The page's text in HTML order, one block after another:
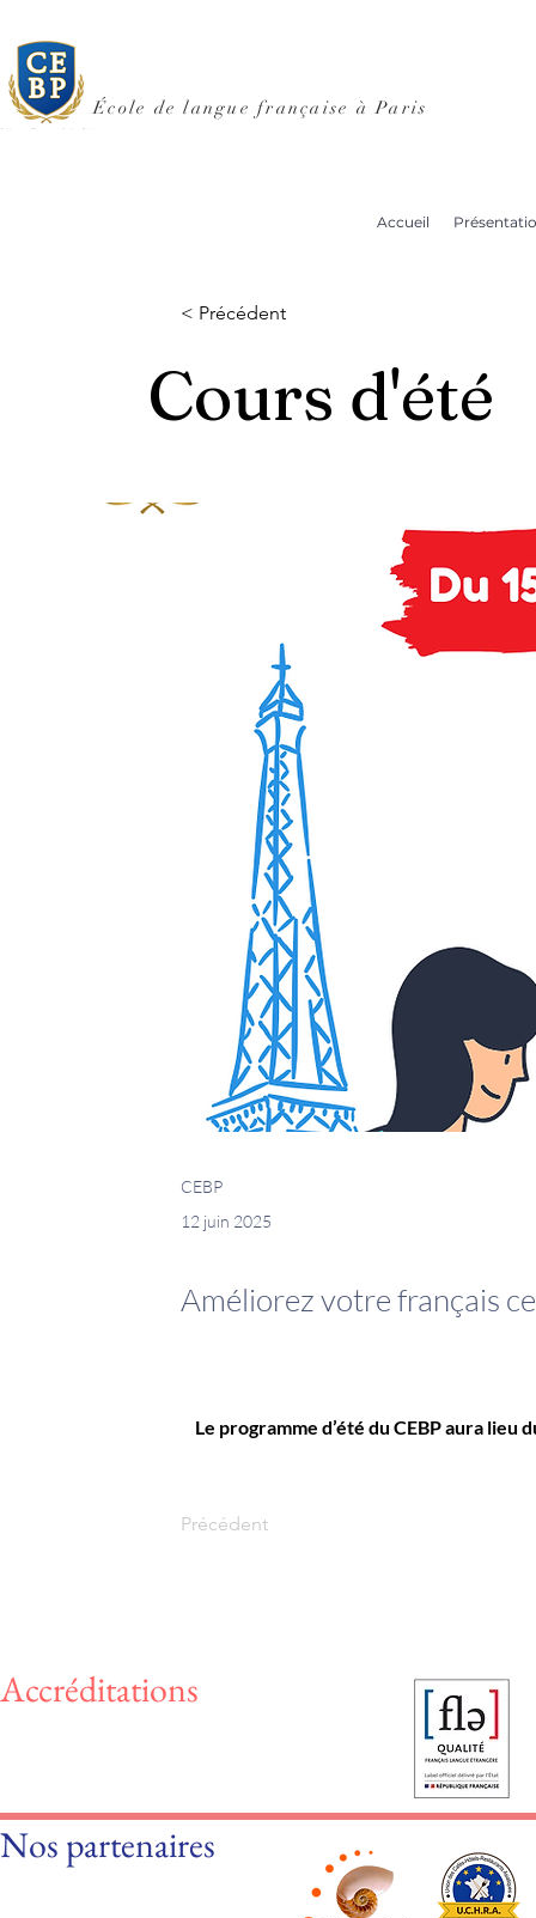
École de langue française à Paris
Accueil
< Précédent
Cours d'été
CEBP
12 juin 2025
Améliorez votre français
Le programme d’été du CEBP aura lieu
Précédent
Accréditations
Nos partenaires